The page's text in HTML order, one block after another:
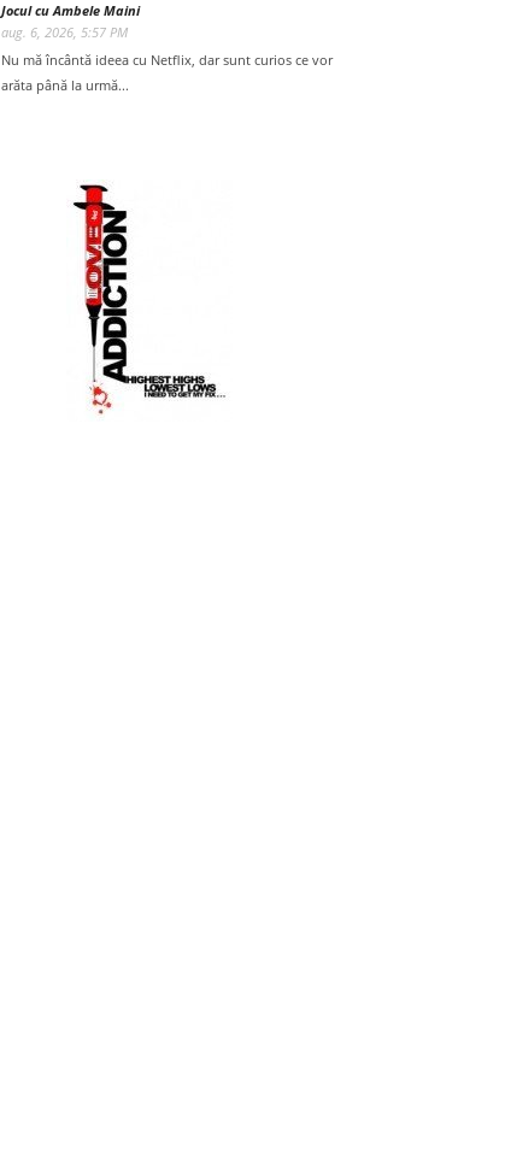
Jocul cu Ambele Maini
aug. 6, 2026, 5:57 PM
Nu mă încântă ideea cu Netflix, dar sunt curios ce vor
arăta până la urmă...